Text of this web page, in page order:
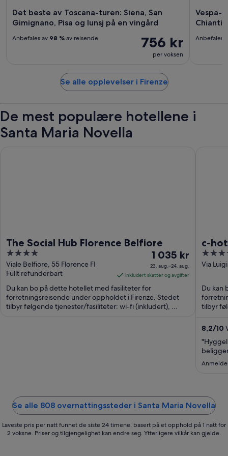
Det beste av Toscana-turen: Siena, San
Gimignano, Pisa og lunsj på en vingård
756 kr
per voksen
Anbefales av 98 % av reisende
Vespa-
Chianti-
Anbefales
Se alle opplevelser i Firenze
De mest populære hotellene i
Santa Maria Novella
The Social Hub Florence Belfiore
4
out
of
5
Viale Belfiore, 55 Florence FI
Fullt refunderbart
Prisen
er
1 035 kr
natt
fra
1 035 kr
23. aug.–24. aug.
inkludert skatter og avgifter
Du kan bo på dette hotellet med fasiliteter for
forretningsreisende under oppholdet i Firenze. Stedet
tilbyr følgende tjenester/fasiliteter: wi-fi (inkludert), ...
c-
4
out
5
Via
Du kan
tilbyr
8,2/10
Se alle 808 overnattingssteder i Santa Maria Novella
Laveste pris per natt funnet de siste 24 timene, basert på et opphold på 1 natt for
2 voksne. Priser og tilgjengelighet kan endre seg. Ytterligere vilkår kan gjelde.